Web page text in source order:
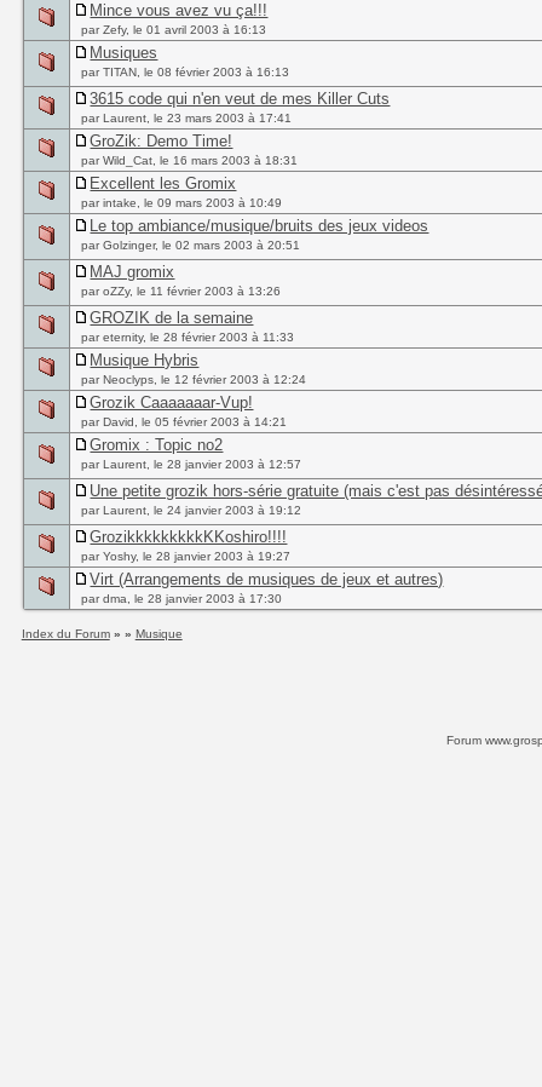
Mince vous avez vu ça!!!
par Zefy, le 01 avril 2003 à 16:13
Musiques
par TITAN, le 08 février 2003 à 16:13
3615 code qui n'en veut de mes Killer Cuts
par Laurent, le 23 mars 2003 à 17:41
GroZik: Demo Time!
par Wild_Cat, le 16 mars 2003 à 18:31
Excellent les Gromix
par intake, le 09 mars 2003 à 10:49
Le top ambiance/musique/bruits des jeux videos
par Golzinger, le 02 mars 2003 à 20:51
MAJ gromix
par oZZy, le 11 février 2003 à 13:26
GROZIK de la semaine
par eternity, le 28 février 2003 à 11:33
Musique Hybris
par Neoclyps, le 12 février 2003 à 12:24
Grozik Caaaaaaar-Vup!
par David, le 05 février 2003 à 14:21
Gromix : Topic no2
par Laurent, le 28 janvier 2003 à 12:57
Une petite grozik hors-série gratuite (mais c'est pas
par Laurent, le 24 janvier 2003 à 19:12
GrozikkkkkkkkkKKoshiro!!!!
par Yoshy, le 28 janvier 2003 à 19:27
Virt (Arrangements de musiques de jeux et autres)
par dma, le 28 janvier 2003 à 17:30
Index du Forum» » Musique
Forum